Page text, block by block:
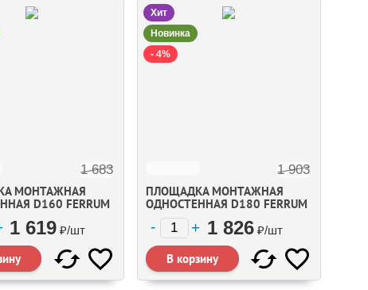
МОНТАЖНАЯ
D160 FERRUM
1 683
1 619 ₽/шт
Хит
Новинка
- 4%
ПЛОЩАДКА МОНТАЖНАЯ
ОДНОСТЕННАЯ D180 FERRUM
1 903
1 826 ₽/шт